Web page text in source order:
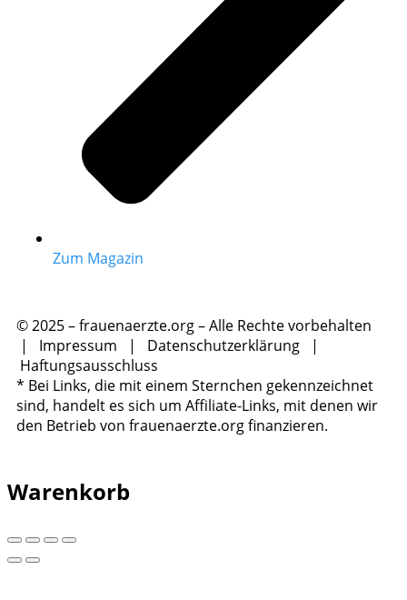
Zum Magazin
© 2025 – frauenaerzte.org – Alle Rechte vorbehalten
| Impressum | Datenschutzerklärung |
Haftungsausschluss
* Bei Links, die mit einem Sternchen gekennzeichnet
sind, handelt es sich um Affiliate-Links, mit denen wir
den Betrieb von frauenaerzte.org finanzieren.
Warenkorb